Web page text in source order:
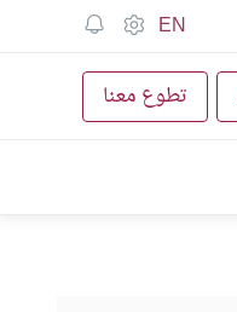
EN
تطوع معنا